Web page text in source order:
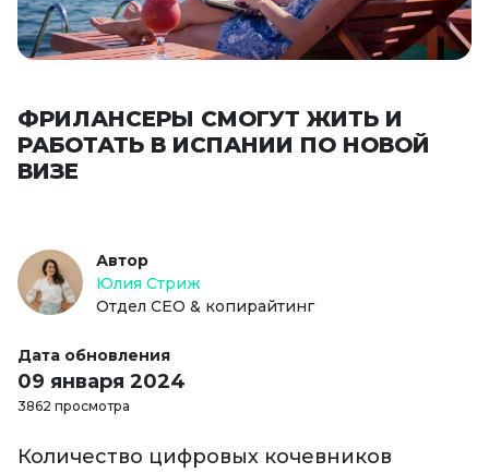
ФРИЛАНСЕРЫ СМОГУТ ЖИТЬ И
РАБОТАТЬ В ИСПАНИИ ПО НОВОЙ
ВИЗЕ
Автор
Юлия Стриж
Отдел СЕО & копирайтинг
Дата обновления
09 января 2024
3862 просмотра
Количество цифровых кочевников